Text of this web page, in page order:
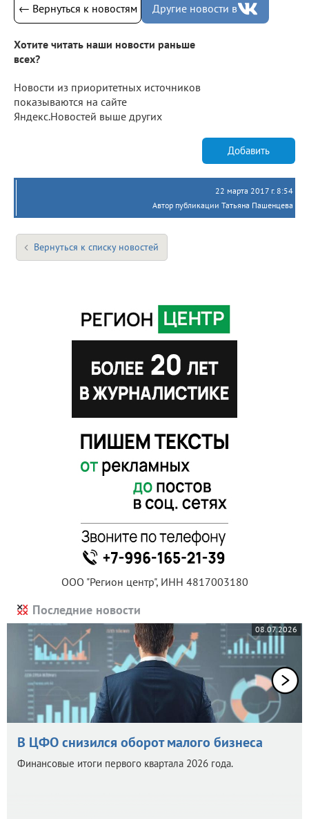
← Вернуться к новостям Другие новости в
Хотите читать наши новости раньше
всех?
Новости из приоритетных источников
показываются на сайте
Яндекс.Новостей выше других
Добавить
22 марта 2017 г. 8:54
Автор публикации Татьяна Пашенцева
Вернуться к списку новостей
ООО "Регион центр", ИНН 4817003180
Последние новости
08.07.2026
В ЦФО снизился оборот малого бизнеса
Финансовые итоги первого квартала 2026 года.